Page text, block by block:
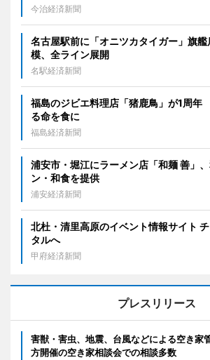
今治経済新聞
名古屋駅前に「オニツカタイガー」旗
模、全ライン展開
名駅経済新聞
福島のジビエ料理店「猪鹿鳥」が1周
る命を食に
福島経済新聞
浦安市・堀江にラーメン店「和麺 善」
ン・和食を提供
浦安経済新聞
北杜・清里高原のイベント情報サイト
タルへ
甲府経済新聞
プレスリリース
害獣・害虫、地震、台風などによる空き家
方開催の空き家相談会での相談多数